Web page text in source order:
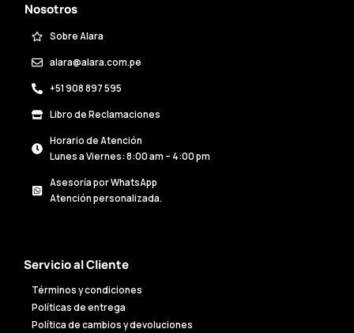
Nosotros
Sobre Alara
alara@alara.com.pe
+51 908 897 595
Libro de Reclamaciones
Horario de Atención
Lunes a Viernes: 8:00 am – 4:00 pm
Asesoría por WhatsApp
Atención personalizada.
Servicio al Cliente
Términos y condiciones
Políticas de entrega
Política de cambios y devoluciones